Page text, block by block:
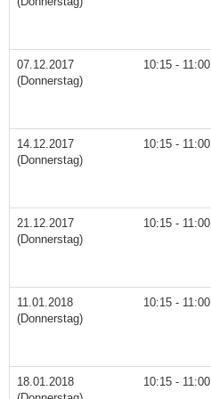
07.12.2017
(Donnerstag)
10:15 - 11:00
14.12.2017
(Donnerstag)
10:15 - 11:00
21.12.2017
(Donnerstag)
10:15 - 11:00
11.01.2018
(Donnerstag)
10:15 - 11:00
18.01.2018
10:15 - 11:00